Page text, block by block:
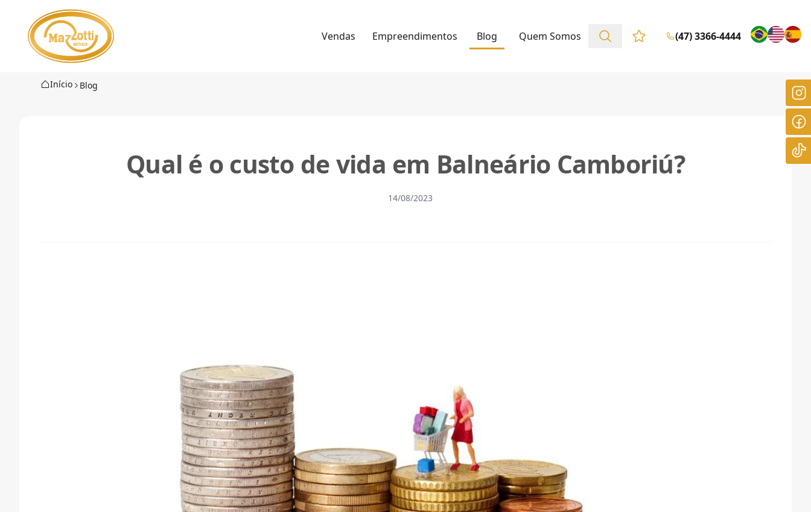
Vendas Empreendimentos Blog Quem Somos Favoritos (0 itens)
(47) 3366-4444
Início Blog
Qual é o custo de vida em Balneário Camboriú?
14/08/2023